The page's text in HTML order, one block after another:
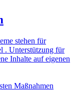
stehen für
. Unterstützung für
Inhalte auf eigenen